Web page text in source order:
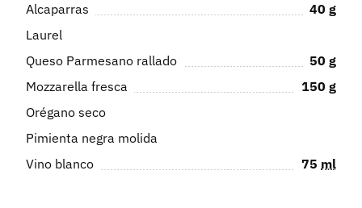
Alcaparras 40 g
Laurel
Queso Parmesano rallado
50 g
Mozzarella fresca
150 g
Orégano seco
Pimienta negra molida
Vino blanco
75 ml